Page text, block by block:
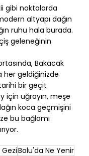
gibi noktalarda
altyapı dağın
ruhu hala burada.
geleneğinin
Bakacak
her geldiğinizde
bir geçit
için uğrayın, meşe
koca geçmişini
bu bağlamı
Bolu'da Ne Yenir